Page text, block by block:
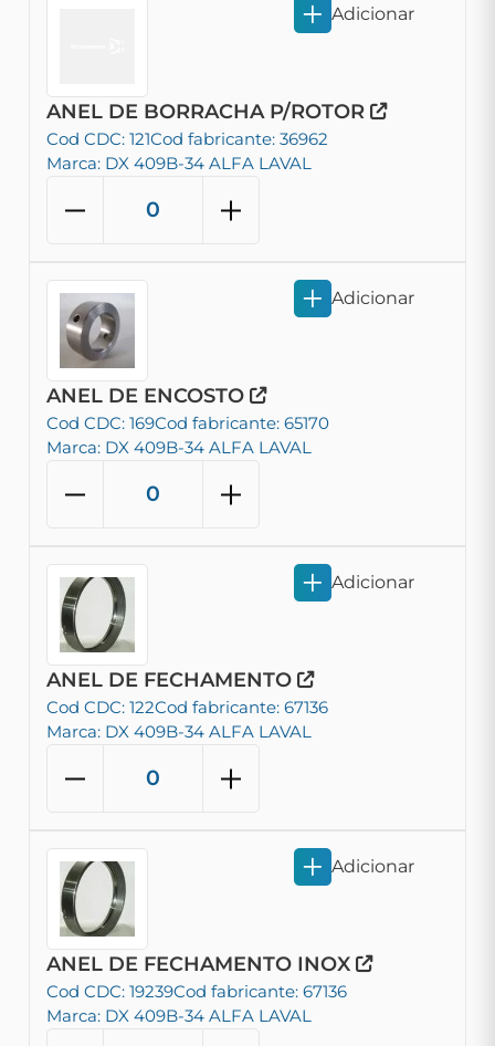
ANEL DE BORRACHA P/ROTOR
Cod CDC: 121Cod fabricante: 36962
Marca: DX 409B-34 ALFA LAVAL
Adicionar
ANEL DE ENCOSTO
Cod CDC: 169Cod fabricante: 65170
Marca: DX 409B-34 ALFA LAVAL
Adicionar
ANEL DE FECHAMENTO
Cod CDC: 122Cod fabricante: 67136
Marca: DX 409B-34 ALFA LAVAL
Adicionar
ANEL DE FECHAMENTO INOX
Cod CDC: 19239Cod fabricante: 67136
Marca: DX 409B-34 ALFA LAVAL
Adicionar